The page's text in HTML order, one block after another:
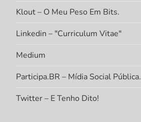
Klout – O Meu Peso Em Bits.
Linkedin – "Curriculum Vitae"
Medium
Participa.BR – Mídia Social Pública.
Twitter – E Tenho Dito!